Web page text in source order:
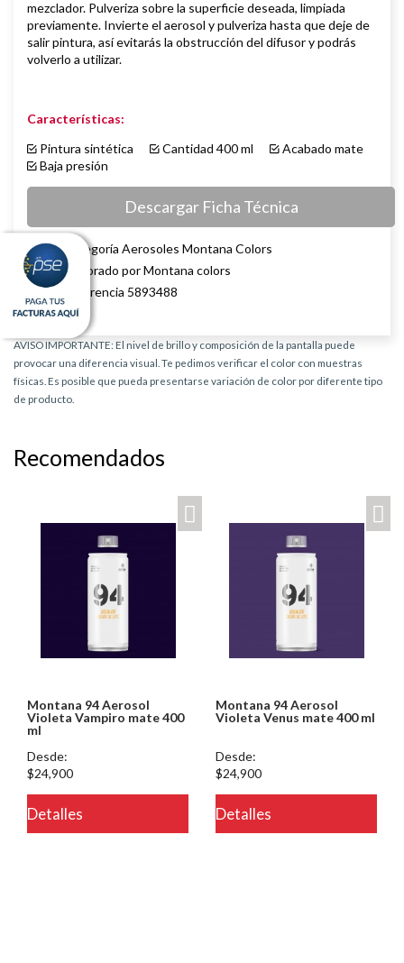
mezclador. Pulveriza sobre la superficie deseada, limpiada
previamente. Invierte el aerosol y pulveriza hasta que deje de
salir pintura, así evitarás la obstrucción del difusor y podrás
volverlo a utilizar.
Características:
Pintura sintética
Cantidad 400 ml
Acabado mate
Baja presión
Descargar Ficha Técnica
Categoría Aerosoles Montana Colors
Elaborado por Montana colors
Referencia 5893488
AVISO IMPORTANTE: El nivel de brillo y composición de la pantalla puede
provocar una diferencia visual. Te pedimos verificar el color con muestras
físicas. Es posible que pueda presentarse variación de color por diferente tipo
de producto.
Recomendados
Montana 94 Aerosol
Violeta Vampiro mate 400
ml
Desde:
$24,900
Detalles
Montana 94 Aerosol
Violeta Venus mate 400 ml
Desde:
$24,900
Detalles